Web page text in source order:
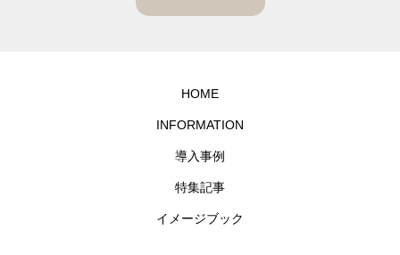
HOME
INFORMATION
導入事例
特集記事
イメージブック